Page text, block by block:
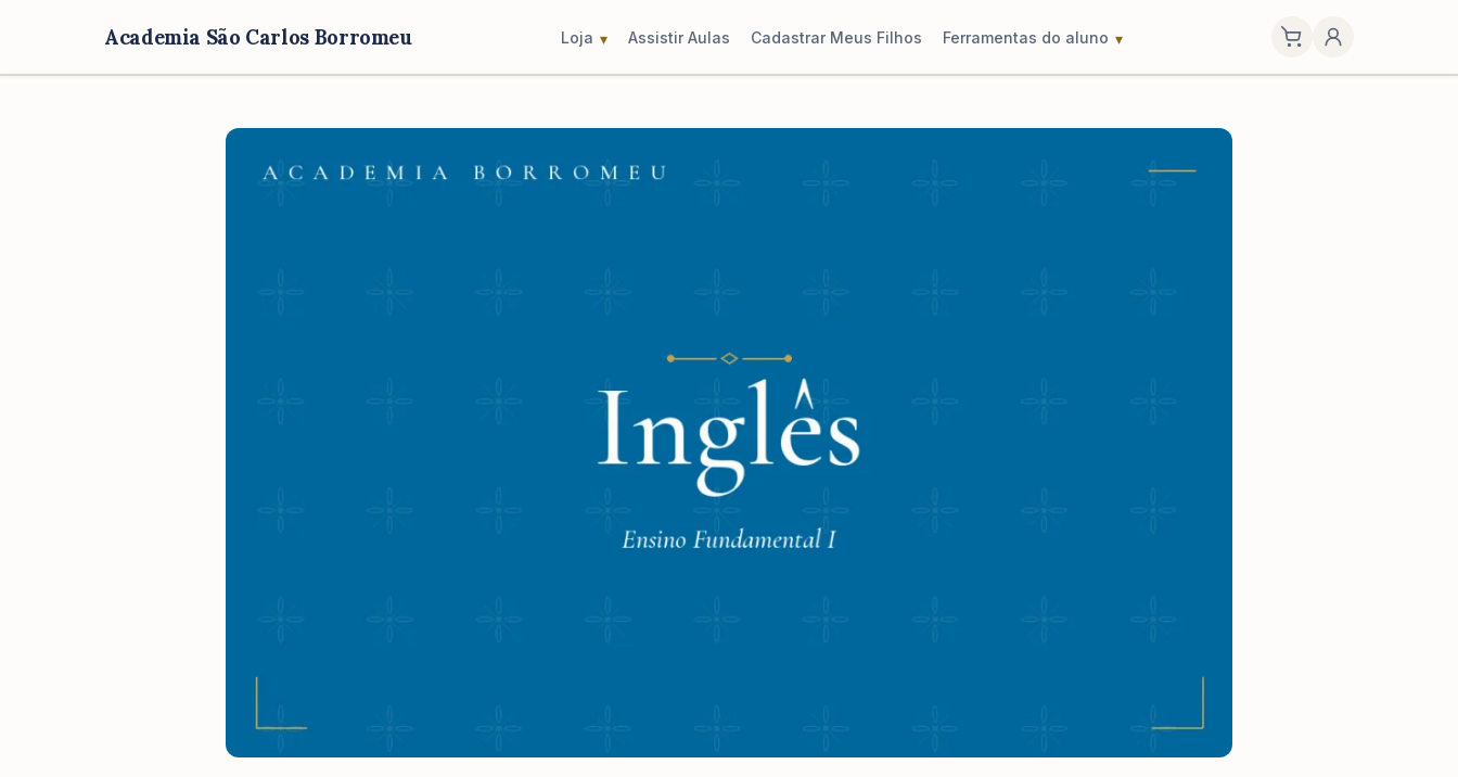
Academia São Carlos Borromeu Loja Assistir Aulas Cadastrar Meus Filhos Ferramentas do aluno